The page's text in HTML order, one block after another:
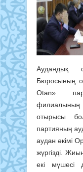
Аудандық
Бюросының
Otan»
отырысы
партияның
аудан әкімі
жүргізді.
екі мүшесі